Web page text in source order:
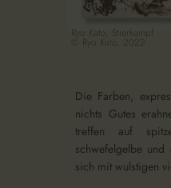
Ryo Kato, Stierkampf
© Ryo Kato, 2022
Die Farben,
nichts Gutes
treffen auf
schwefelgelbe
sich mit wulstigen